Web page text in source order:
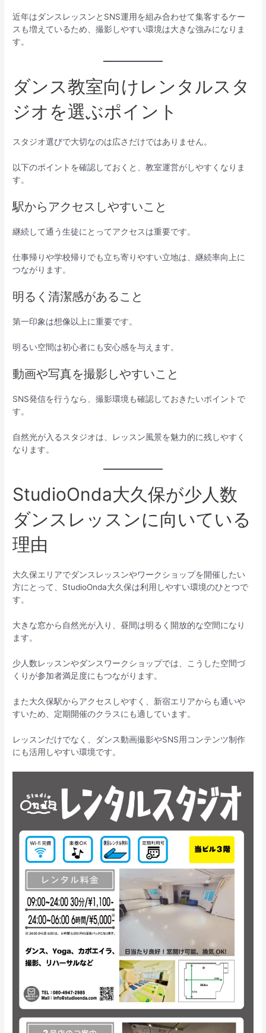
近年はダンスレッスンとSNS運用を組み合わせて集客するケー
スも増えているため、撮影しやすい環境は大きな強みになりま
す。
ダンス教室向けレンタルスタ
ジオを選ぶポイント
スタジオ選びで大切なのは広さだけではありません。
以下のポイントを確認しておくと、教室運営がしやすくなりま
す。
駅からアクセスしやすいこと
継続して通う生徒にとってアクセスは重要です。
仕事帰りや学校帰りでも立ち寄りやすい立地は、継続率向上に
つながります。
明るく清潔感があること
第一印象は想像以上に重要です。
明るい空間は初心者にも安心感を与えます。
動画や写真を撮影しやすいこと
SNS発信を行うなら、撮影環境も確認しておきたいポイントで
す。
自然光が入るスタジオは、レッスン風景を魅力的に残しやすく
なります。
StudioOnda大久保が少人数
ダンスレッスンに向いている
理由
大久保エリアでダンスレッスンやワークショップを開催したい
方にとって、StudioOnda大久保は利用しやすい環境のひとつで
す。
大きな窓から自然光が入り、昼間は明るく開放的な空間になり
ます。
少人数レッスンやダンスワークショップでは、こうした空間づ
くりが参加者満足度にもつながります。
また大久保駅からアクセスしやすく、新宿エリアからも通いや
すいため、定期開催のクラスにも適しています。
レッスンだけでなく、ダンス動画撮影やSNS用コンテンツ制作
にも活用しやすい環境です。